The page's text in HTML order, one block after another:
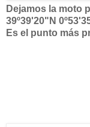
Dejamos la moto
39º39'20"N
Es el punto más